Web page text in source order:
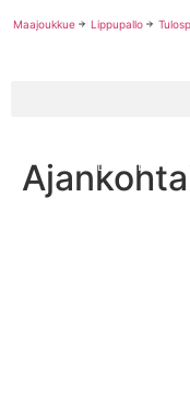
Maajoukkue Lippupallo
SAJL football